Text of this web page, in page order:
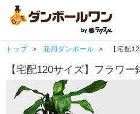
トップ 花用ダンボール 【宅配
【宅配120サイズ】フラワ